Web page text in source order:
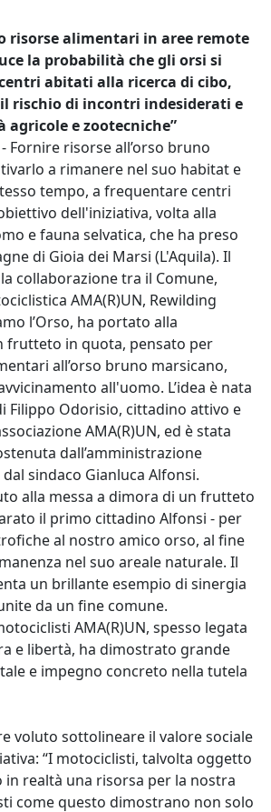
risorse alimentari in aree remote
la probabilità che gli orsi si
abitati alla ricerca di cibo,
rischio di incontri indesiderati e
e zootecniche”
- Fornire risorse all’orso bruno
a rimanere nel suo habitat e
tempo, a frequentare centri
dell'iniziativa, volta alla
e fauna selvatica, che ha preso
di Gioia dei Marsi (L'Aquila). Il
collaborazione tra il Comune,
AMA(R)UN, Rewilding
l’Orso, ha portato alla
frutteto in quota, pensato per
all’orso bruno marsicano,
all'uomo. L’idea è nata
Filippo Odorisio, cittadino attivo e
AMA(R)UN, ed è stata
dall’amministrazione
sindaco Gianluca Alfonsi.
alla messa a dimora di un frutteto
il primo cittadino Alfonsi - per
al nostro amico orso, al fine
nel suo areale naturale. Il
un brillante esempio di sinergia
da un fine comune.
AMA(R)UN, spesso legata
e libertà, ha dimostrato grande
e impegno concreto nella tutela
voluto sottolineare il valore sociale
“I motociclisti, talvolta oggetto
realtà una risorsa per la nostra
come questo dimostrano non solo